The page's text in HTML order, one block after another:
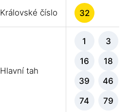
Královské číslo 32
Hlavní tah
1 3
16 18
39 46
74 79